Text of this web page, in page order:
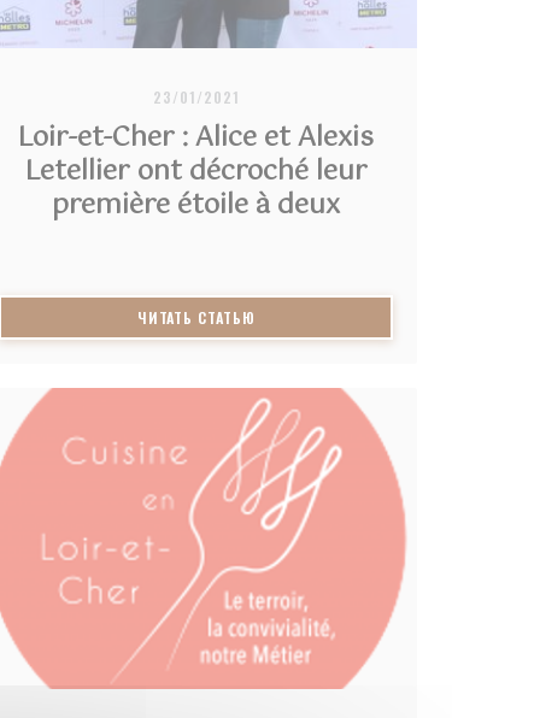
23/01/2021
Loir-et-Cher : Alice et Alexis
Letellier ont décroché leur
première étoile à deux
ЧИТАТЬ СТАТЬЮ